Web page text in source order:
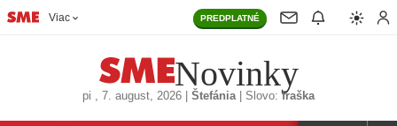
Viac PREDPLATNÉ
Novinky
pi , 7. august, 2026 Štefánia| Slovo: fraška